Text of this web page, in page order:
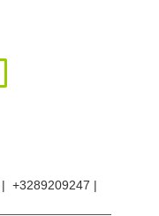
+3289209247